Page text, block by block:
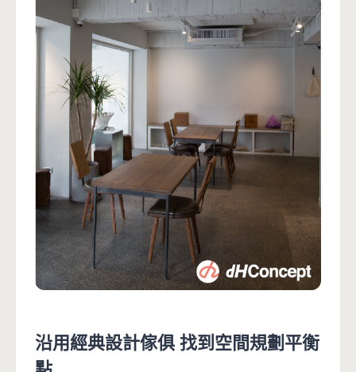
沿用經典設計傢俱 找到空間規劃平衡